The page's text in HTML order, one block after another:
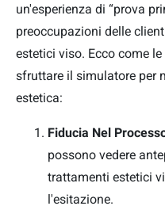
un'esperienza di “prova
preoccupazioni delle
estetici viso. Ecco come
sfruttare il simulatore per
estetica:
Fiducia Nel
possono vedere
trattamenti estetici
l'esitazione.